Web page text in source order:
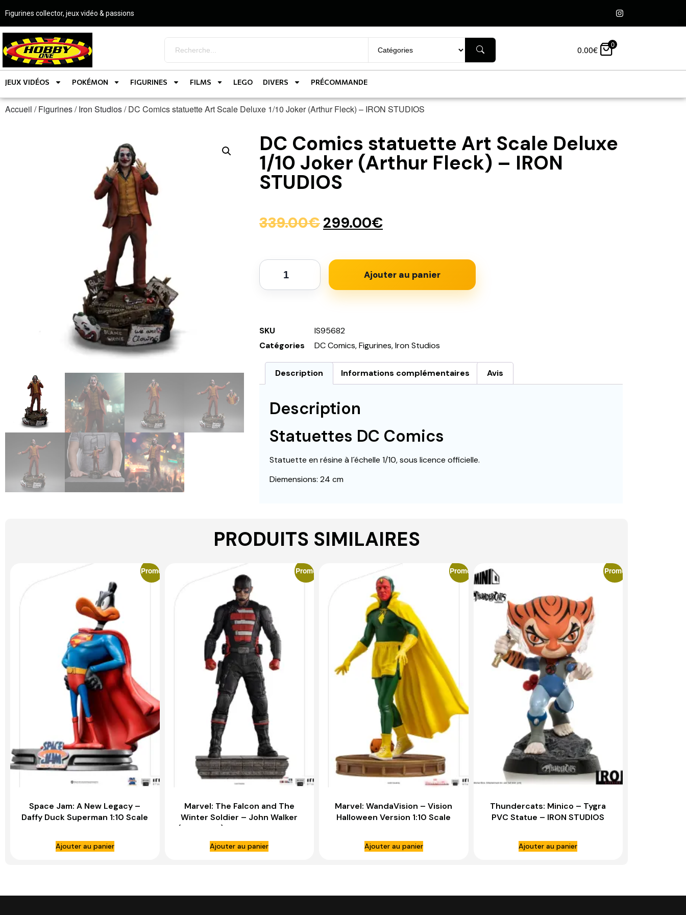
Figurines collector, jeux vidéo & passions
0.00€ 0
JEUX VIDÉOS POKÉMON FIGURINES FILMS LEGO DIVERS PRÉCOMMANDE
Accueil /Figurines/Iron Studios/ DC Comics statuette Art Scale Deluxe 1/10 Joker (Arthur Fleck) – IRON STUDIOS
DC Comics statuette Art Scale Deluxe
1/10 Joker (Arthur Fleck) – IRON
STUDIOS
339.00€299.00€
Ajouter au panier
SKU
IS95682
Catégories
DC Comics,Figurines,Iron Studios
Description Informations complémentaires Avis
Description
Statuettes DC Comics
Statuette en résine à l´échelle 1/10, sous licence officielle.
Diemensions: 24 cm
PRODUITS SIMILAIRES
Promo
Space Jam: A New Legacy –
Daffy Duck Superman 1:10 Scale
Ajouter au panier
Promo
Marvel: The Falcon and The
Winter Soldier – John Walker
(U.S Agent) 1:10 Scale Statue –
IRON STUDIOS
Ajouter au panier
Promo
Marvel: WandaVision – Vision
Halloween Version 1:10 Scale
Ajouter au panier
Promo
Thundercats: Minico – Tygra
PVC Statue – IRON STUDIOS
Ajouter au panier